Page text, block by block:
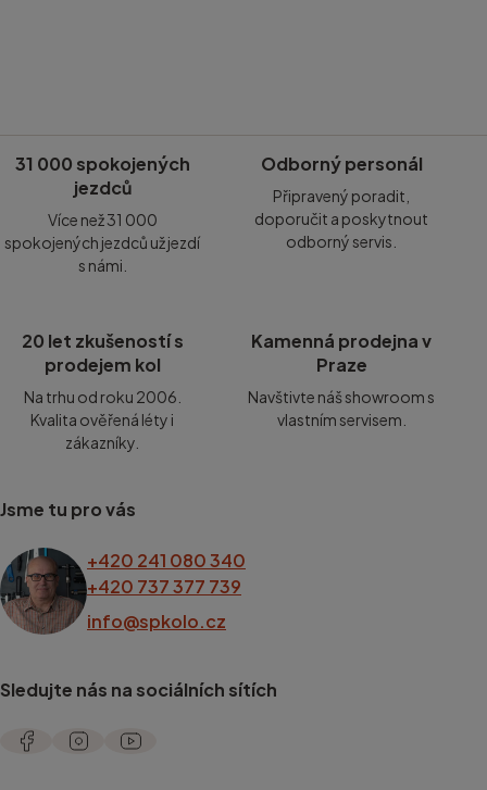
31 000 spokojených
jezdců
Více než 31 000
spokojených jezdců už jezdí
s námi.
Odborný personál
Připravený poradit,
doporučit a poskytnout
odborný servis.
20 let zkušeností s
prodejem kol
Na trhu od roku 2006.
Kvalita ověřená léty i
zákazníky.
Kamenná prodejna v
Praze
Navštivte náš showroom s
vlastním servisem.
Jsme tu pro vás
+420 241 080 340
+420 737 377 739
info@spkolo.cz
Sledujte nás na sociálních sítích